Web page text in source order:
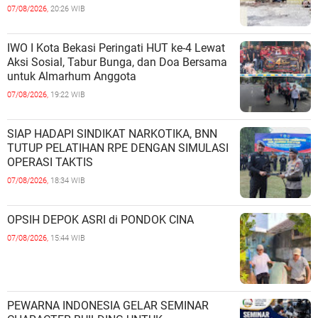
07/08/2026, 20:26 WIB
IWO I Kota Bekasi Peringati HUT ke-4 Lewat
Aksi Sosial, Tabur Bunga, dan Doa Bersama
untuk Almarhum Anggota
07/08/2026, 19:22 WIB
SIAP HADAPI SINDIKAT NARKOTIKA, BNN
TUTUP PELATIHAN RPE DENGAN SIMULASI
OPERASI TAKTIS
07/08/2026, 18:34 WIB
OPSIH DEPOK ASRI di PONDOK CINA
07/08/2026, 15:44 WIB
PEWARNA INDONESIA GELAR SEMINAR